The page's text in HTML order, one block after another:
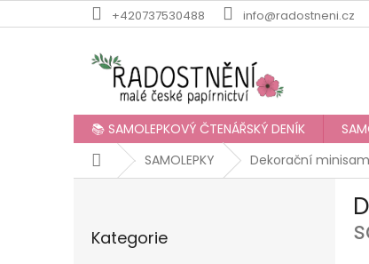
na
+420737530488 info@radostneni.cz
📚 SAMOLEPKOVÝ ČTENÁŘSKÝ DENÍK
DomůSAMOLEPKY Dekorační
kategorie
Kategorie